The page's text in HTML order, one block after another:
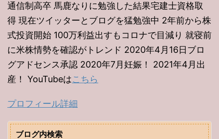
通信制高卒 馬鹿なりに勉強した結果宅建士資格取
得 現在ツイッターとブログを猛勉強中 2年前から株
式投資開始 100万利益出すもコロナで目減り 就寝前
に米株情勢を確認がトレンド 2020年4月16日ブロ
グアドセンス承認 2020年7月妊娠！ 2021年4月出
産！ YouTubeはこちら
プロフィール詳細
ブログ内検索